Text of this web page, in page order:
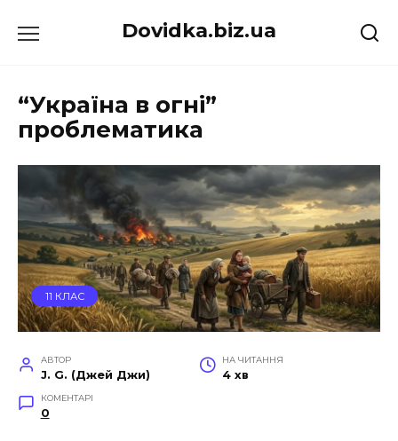
до
Dovidka.biz.ua
“Україна в огні”
проблематика
11 КЛАС
АВТОР
J. G. (Джей Джи)
НА ЧИТАННЯ
4 хв
КОМЕНТАРІ
0